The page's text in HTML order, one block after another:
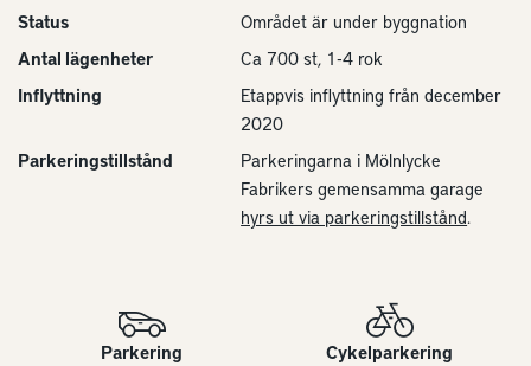
Status
Området är under byggnation
Antal lägenheter
Ca 700 st, 1-4 rok
Inflyttning
Etappvis inflyttning från december
2020
Parkeringstillstånd
Parkeringarna i Mölnlycke
Fabrikers gemensamma garage
hyrs ut via parkeringstillstånd.
Parkering
Cykelparkering